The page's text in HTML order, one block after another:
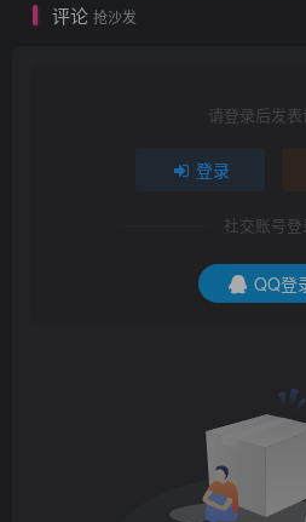
评论 抢沙发
请登录后发
登录
社交账号登
QQ登